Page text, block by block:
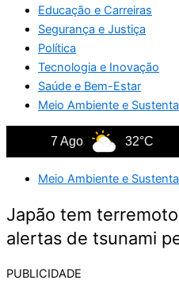
Educação e Carreiras
Segurança e Justiça
Política
Tecnologia e Inovação
Saúde e Bem-Estar
Meio Ambiente e
7 Ago 32°C
Meio Ambiente e
Japão tem
alertas de tsunami
PUBLICIDADE